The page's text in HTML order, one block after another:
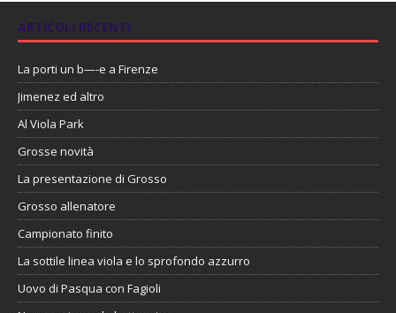
ARTICOLI RECENTI
La porti un b—-e a Firenze
Jimenez ed altro
Al Viola Park
Grosse novità
La presentazione di Grosso
Grosso allenatore
Campionato finito
La sottile linea viola e lo sprofondo azzurro
Uovo di Pasqua con Fagioli